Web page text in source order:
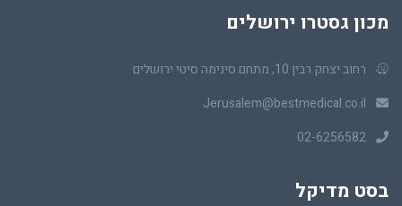
מכון גסטרו ירושלים
רחוב יצחק רבין 10, מתחם סינימה סיטי ירושלים
Jerusalem@bestmedical.co.il
02-6256582
בסט מדיקל